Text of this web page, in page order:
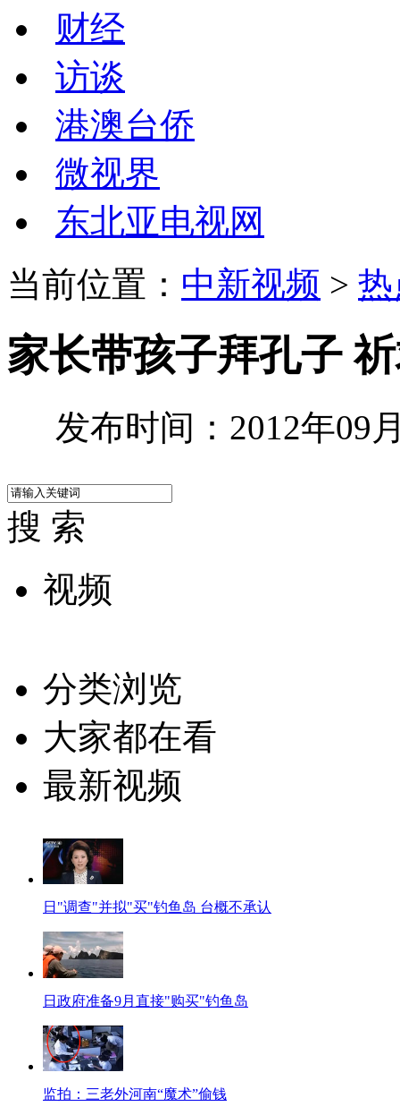
财经
访谈
港澳台侨
微视界
东北亚电视网
当前位置： 中新视频 >
家长带孩子拜孔子
发布时间：2012年09
搜 索
视频
分类浏览
大家都在看
最新视频
日"调查"并拟"买"钓鱼岛 台概不承认
日政府准备9月直接"购买"钓鱼岛
监拍：三老外河南“魔术”偷钱